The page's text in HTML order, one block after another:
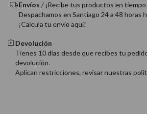
Envíos / ¡Recibe tus productos en
Despachamos en Santiago 24 a 48 horas
¡Calcula tu envío aquí!
Devolución
Tienes 10 días desde que recibes tu
devolución.
Aplican restricciones, revisar nuestras